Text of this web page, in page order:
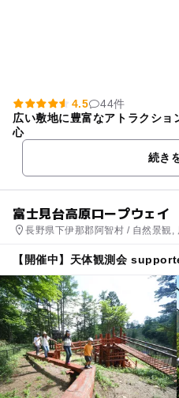
4.5
44件
広い敷地に豊富なアトラクシ
心
続き
富士見台高原ロープウェ
長野県下伊那郡阿智村 / 自然景観
【開催中】天体観測会